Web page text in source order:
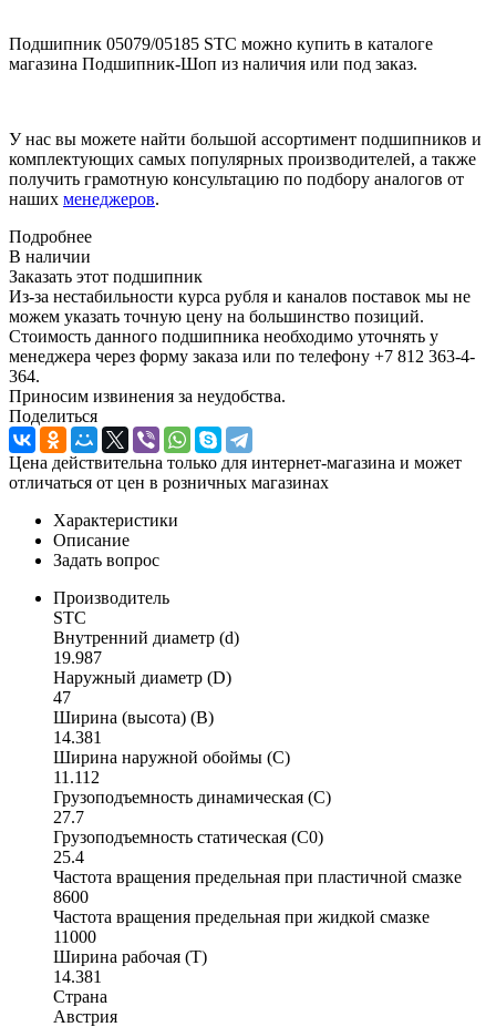
Подшипник 05079/05185 STC можно купить в каталоге
магазина Подшипник-Шоп из наличия или под заказ.
У нас вы можете найти большой ассортимент подшипников и
комплектующих самых популярных производителей, а также
получить грамотную консультацию по подбору аналогов от
наших менеджеров.
Подробнее
В наличии
Заказать этот подшипник
Из-за нестабильности курса рубля и каналов поставок мы не
можем указать точную цену на большинство позиций.
Стоимость данного подшипника необходимо уточнять у
менеджера через форму заказа или по телефону +7 812 363-4-
364.
Приносим извинения за неудобства.
Поделиться
Цена действительна только для интернет-магазина и может
отличаться от цен в розничных магазинах
Характеристики
Описание
Задать вопрос
Производитель
STC
Внутренний диаметр (d)
19.987
Наружный диаметр (D)
47
Ширина (высота) (B)
14.381
Ширина наружной обоймы (C)
11.112
Грузоподъемность динамическая (C)
27.7
Грузоподъемность статическая (C0)
25.4
Частота вращения предельная при пластичной смазке
8600
Частота вращения предельная при жидкой смазке
11000
Ширина рабочая (T)
14.381
Страна
Австрия